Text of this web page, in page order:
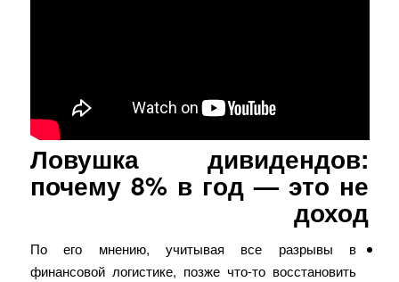
Ловушка дивидендов:
почему 8% в год — это не
доход
По его мнению, учитывая все разрывы в
финансовой логистике, позже что-то восстановить